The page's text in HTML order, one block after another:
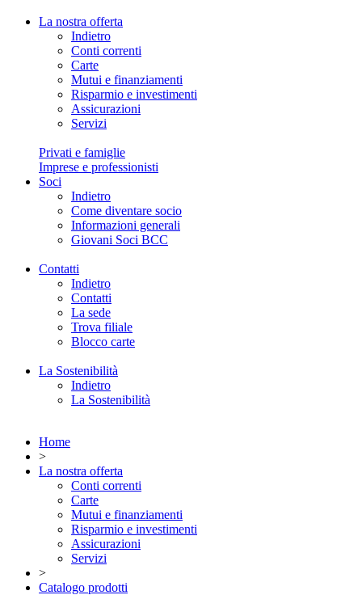
La nostra offerta
Indietro
Conti correnti
Carte
Mutui e finanziamenti
Risparmio e investimenti
Assicurazioni
Servizi
Privati e famiglie
Imprese e professionisti
Soci
Indietro
Come diventare socio
Informazioni generali
Giovani Soci BCC
Contatti
Indietro
Contatti
La sede
Trova filiale
Blocco carte
La Sostenibilità
Indietro
La Sostenibilità
Home
>
La nostra offerta
Conti correnti
Carte
Mutui e finanziamenti
Risparmio e investimenti
Assicurazioni
Servizi
>
Catalogo prodotti